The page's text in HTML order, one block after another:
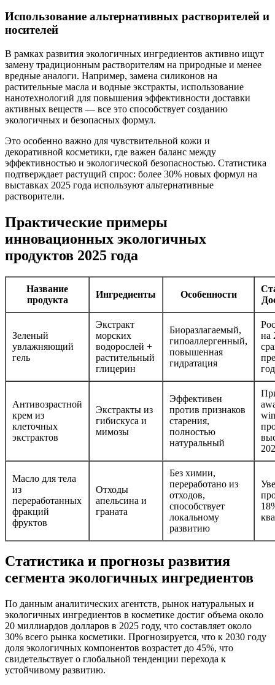
Использование альтернативных растворителей и
носителей
В рамках развития экологичных ингредиентов активно ищут
замену традиционным растворителям на природные и менее
вредные аналоги. Например, замена силиконов на
растительные масла и водные экстракты, использование
нанотехнологий для повышения эффективности доставки
активных веществ — все это способствует созданию
экологичных и безопасных формул.
Это особенно важно для чувствительной кожи и
декоративной косметики, где важен баланс между
эффективностью и экологической безопасностью. Статистика
подтверждает растущий спрос: более 30% новых формул на
выставках 2025 года используют альтернативные
растворители.
Практические примеры
инновационных экологичных
продуктов 2025 года
Название
продукта
Ингредиенты Особенности
Зеленый
увлажняющий
гель
Экстракт
морских
водорослей +
растительный
глицерин
Биоразлагаемый,
гипоаллергенный,
повышенная
гидратация
на
Антивозрастной
крем из
клеточных
экстрактов
Экстракты из
гибискуса и
мимозы
Эффективен
против признаков
старения,
полностью
натуральный
Масло для тела
из
переработанных
фракций
фруктов
Отходы
апельсина и
граната
Без химии,
переработано из
отходов,
способствует
локальному
развитию
Статистика и прогнозы развития
сегмента экологичных ингредиентов
По данным аналитических агентств, рынок натуральных и
экологичных ингредиентов в косметике достиг объема около
20 миллиардов долларов в 2025 году, что составляет около
30% всего рынка косметики. Прогнозируется, что к 2030 году
доля экологичных компонентов возрастет до 45%, что
свидетельствует о глобальной тенденции перехода к
устойчивому развитию.